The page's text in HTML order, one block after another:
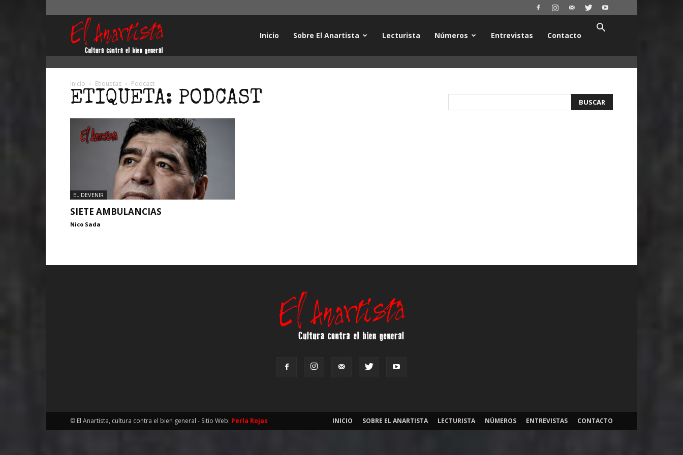
Inicio Sobre El Anartista Lecturista Números Entrevistas Contacto
Inicio Etiquetas Podcast
ETIQUETA: PODCAST
EL DEVENIR
SIETE AMBULANCIAS
Nico Sada
INICIO SOBRE EL ANARTISTA LECTURISTA NÚMEROS ENTREVISTAS CONTACTO
© El Anartista, cultura contra el bien general - Sitio Web: Perla Rojas